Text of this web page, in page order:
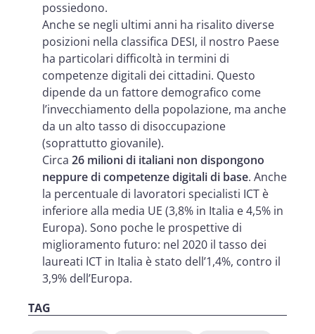
possiedono.
Anche se negli ultimi anni ha risalito diverse
posizioni nella classifica DESI, il nostro Paese
ha particolari difficoltà in termini di
competenze digitali dei cittadini. Questo
dipende da un fattore demografico come
l’invecchiamento della popolazione, ma anche
da un alto tasso di disoccupazione
(soprattutto giovanile).
Circa 26 milioni di italiani non dispongono
neppure di competenze digitali di base. Anche
la percentuale di lavoratori specialisti ICT è
inferiore alla media UE (3,8% in Italia e 4,5% in
Europa). Sono poche le prospettive di
miglioramento futuro: nel 2020 il tasso dei
laureati ICT in Italia è stato dell’1,4%, contro il
3,9% dell’Europa.
TAG